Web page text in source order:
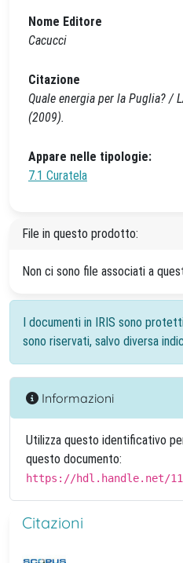
Nome Editore
Cacucci
Citazione
Quale energia per la Puglia? /
(2009).
Appare nelle tipologie:
7.1 Curatela
File in questo prodotto:
Non ci sono file associati a
I documenti in IRIS sono
sono riservati, salvo diversa
Informazioni
Utilizza questo identificativo
questo documento:
https://hdl.handle.net/
Citazioni